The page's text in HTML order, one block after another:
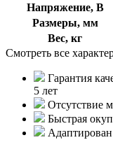
Напряжение, В
Размеры, мм
Вес, кг
Смотреть все
Гарантия
5 лет
Отсутствие
Быстрая